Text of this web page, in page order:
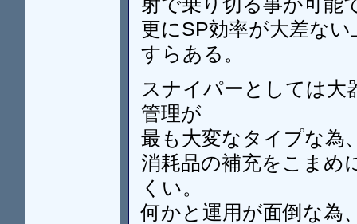
更にSP効率が大差な
すらある。
スナイパーとしては大
管理が
最も大変なタイプな為
消耗品の補充をこまめ
くい。
何かと運用が面倒な為